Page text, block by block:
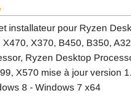
installateur pour Ryzen
X370, B450, B350,
Ryzen Desktop
X570 mise à jour version
8 - Windows 7 x64